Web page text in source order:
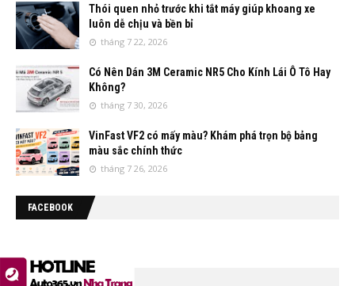
Thói quen nhỏ trước khi tắt máy giúp khoang xe
luôn dễ chịu và bền bỉ
tháng 7 22, 2026
Có Nên Dán 3M Ceramic NR5 Cho Kính Lái Ô Tô Hay
Không?
tháng 7 30, 2026
VinFast VF2 có mấy màu? Khám phá trọn bộ bảng
màu sắc chính thức
tháng 7 26, 2026
FACEBOOK
TÌM NHIỀU NHẤT